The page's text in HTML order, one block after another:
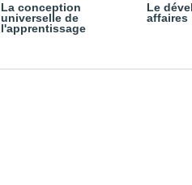
La conception
universelle de
l'apprentissage
Le
affaires